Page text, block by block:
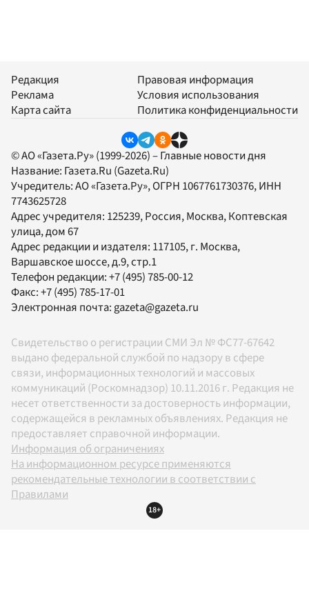
Редакция
Реклама
Карта сайта
Правовая информация
Условия использования
Политика конфиденциальности
© АО «Газета.Ру» (1999-2026) – Главные новости дня
Название: Газета.Ru (Gazeta.Ru)
Учредитель:АО «Газета.Ру», ОГРН 1067761730376, ИНН
7743625728
Адрес учредителя: 125239, Россия, Москва, Коптевская
улица, дом 67
Адрес редакции и издателя: 117105, г. Москва,
Варшавское шоссе, д.9, стр.1
Телефон редакции:+7 (495) 785-00-12
Факс:+7 (495) 785-17-01
Электронная почта:gazeta@gazeta.ru
Свидетельство о регистрации СМИ Эл № ФС77-67642
выдано федеральной службой по надзору в сфере
связи, информационных технологий и массовых
коммуникаций (Роскомнадзор) 10.11.2016 г. Редакция не
несет ответственности за достоверность информации,
содержащейся в рекламных объявлениях. Редакция не
предоставляет справочной информации.
Информация об ограничениях
На информационном ресурсе применяются
рекомендательные технологии в соответствии с
Правилами
18+